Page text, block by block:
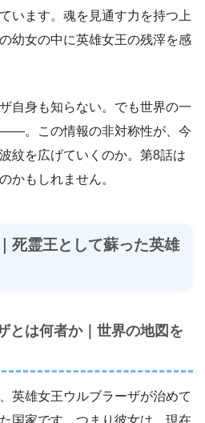
います。魂を見通す力を持つ上
幼女の中に英雄女王の残滓を感
自身も知らない。でも世界の一
。この情報の非対称性が、今
紋を広げていくのか。第8話は
かもしれません。
死霊王として蘇った英雄
とは何者か｜世界の地図を
英雄女王ウルブラーザが治めて
国家です。つまり彼女は、現在